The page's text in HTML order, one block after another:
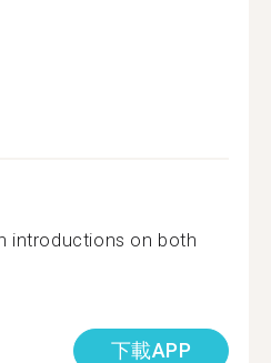
introductions on both
下載APP